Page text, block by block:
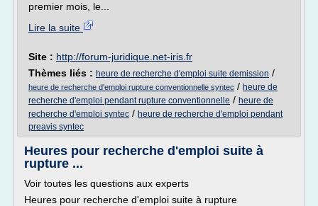
premier mois, le...
Lire la suite
Site : http://forum-juridique.net-iris.fr
Thèmes liés : heure de recherche d'emploi suite demission /
heure de recherche d'emploi rupture conventionnelle syntec / heure de
recherche d'emploi pendant rupture conventionnelle / heure de
recherche d'emploi syntec / heure de recherche d'emploi pendant
preavis syntec
Heures pour recherche d'emploi suite à
rupture ...
Voir toutes les questions aux experts
Heures pour recherche d'emploi suite à rupture